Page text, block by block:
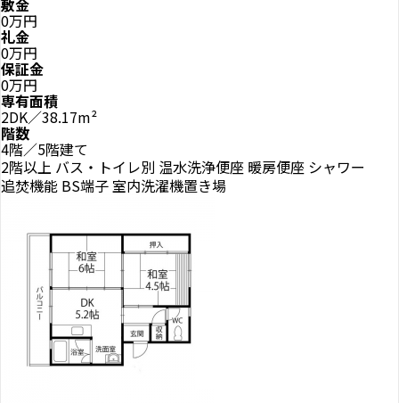
0万円
礼金
0万円
保証金
0万円
専有面積
2DK／38.17m²
階数
4階／5階建て
2階以上 バス・トイレ別 温水洗浄便座 暖房便座 シャワー
追焚機能 BS端子室内洗濯機置き場